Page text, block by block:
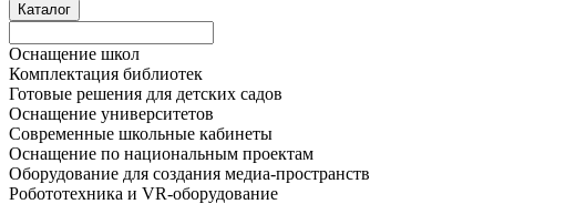
Каталог
Оснащение школ
Комплектация библиотек
Готовые решения для детских садов
Оснащение университетов
Современные школьные кабинеты
Оснащение по национальным проектам
Оборудование для создания медиа-пространств
Робототехника и VR-оборудование